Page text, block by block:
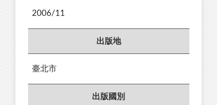
2006/11
出版地
臺北市
出版國別